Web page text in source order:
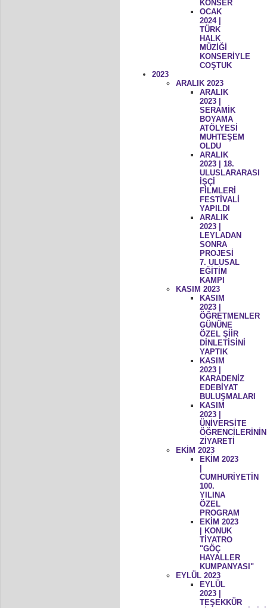
KONSER
OCAK
2024 |
TÜRK
HALK
MÜZİĞİ
KONSERİYLE
COŞTUK
2023
ARALIK 2023
ARALIK
2023 |
SERAMİK
BOYAMA
ATÖLYESİ
MUHTEŞEM
OLDU
ARALIK
2023 | 18.
ULUSLARARASI
İŞÇİ
FİLMLERİ
FESTİVALİ
YAPILDI
ARALIK
2023 |
LEYLADAN
SONRA
PROJESİ
7. ULUSAL
EĞİTİM
KAMPI
KASIM 2023
KASIM
2023 |
ÖĞRETMENLER
GÜNÜNE
ÖZEL ŞİİR
DİNLETİSİNİ
YAPTIK
KASIM
2023 |
KARADENİZ
EDEBİYAT
BULUŞMALARI
KASIM
2023 |
ÜNİVERSİTE
ÖĞRENCİLERİNİN
ZİYARETİ
EKİM 2023
EKİM 2023
CUMHURİYETİN
100.
YILINA
ÖZEL
PROGRAM
EKİM 2023
| KONUK
TİYATRO
"GÖÇ
HAYALLER
KUMPANYASI"
EYLÜL 2023
EYLÜL
2023 |
TEŞEKKÜR